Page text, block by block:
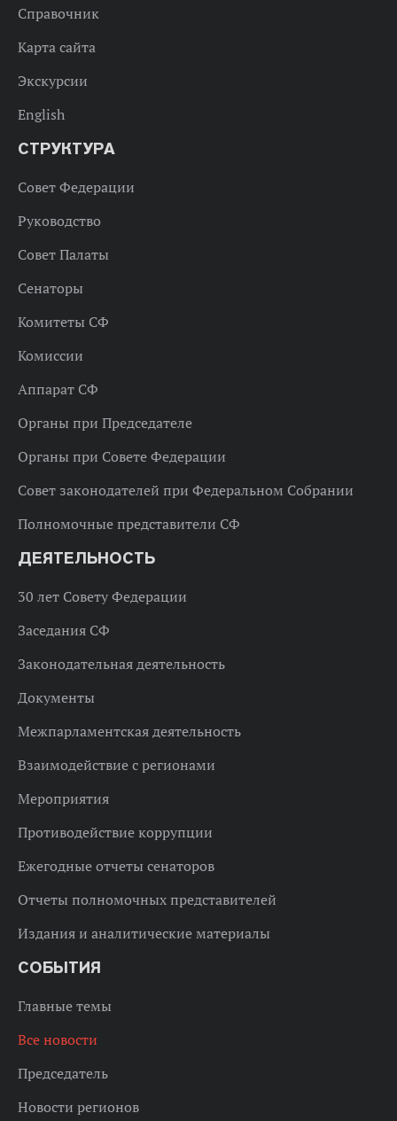
Справочник
Карта сайта
Экскурсии
English
СТРУКТУРА
Совет Федерации
Руководство
Совет Палаты
Сенаторы
Комитеты СФ
Комиссии
Аппарат СФ
Органы при Председателе
Органы при Совете Федерации
Совет законодателей при Федеральном Собрании
Полномочные представители СФ
ДЕЯТЕЛЬНОСТЬ
30 лет Совету Федерации
Заседания СФ
Законодательная деятельность
Документы
Межпарламентская деятельность
Взаимодействие с регионами
Мероприятия
Противодействие коррупции
Ежегодные отчеты сенаторов
Отчеты полномочных представителей
Издания и аналитические материалы
СОБЫТИЯ
Главные темы
Все новости
Председатель
Новости регионов